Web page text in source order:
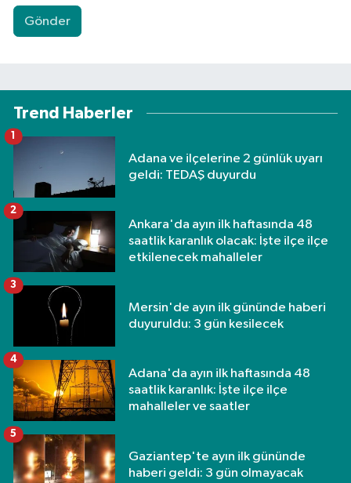
Gönder
Trend Haberler
Adana ve ilçelerine 2 günlük uyarı
geldi: TEDAŞ duyurdu
1
Ankara'da ayın ilk haftasında 48
saatlik karanlık olacak: İşte ilçe ilçe
etkilenecek mahalleler
2
Mersin'de ayın ilk gününde haberi
duyuruldu: 3 gün kesilecek
3
Adana'da ayın ilk haftasında 48
saatlik karanlık: İşte ilçe ilçe
mahalleler ve saatler
4
Gaziantep'te ayın ilk gününde
haberi geldi: 3 gün olmayacak
5